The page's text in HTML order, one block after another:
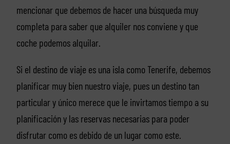
mencionar que debemos de hacer una búsqueda muy
completa para saber que alquiler nos conviene y que
coche podemos alquilar.
Si el destino de viaje es una isla como Tenerife, debemos
planificar muy bien nuestro viaje, pues un destino tan
particular y único merece que le invirtamos tiempo a su
planificación y las reservas necesarias para poder
disfrutar como es debido de un lugar como este.